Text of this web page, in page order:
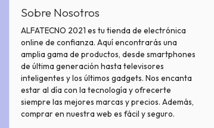
Sobre Nosotros
ALFATECNO 2021 es tu tienda de electrónica
online de confianza. Aquí encontrarás una
amplia gama de productos, desde smartphones
de última generación hasta televisores
inteligentes y los últimos gadgets. Nos encanta
estar al día con la tecnología y ofrecerte
siempre las mejores marcas y precios. Además,
comprar en nuestra web es fácil y seguro.